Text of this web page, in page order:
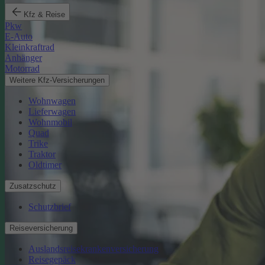
Kfz & Reise
Pkw
E-Auto
Kleinkraftrad
Anhänger
Motorrad
Weitere Kfz-Versicherungen
Wohnwagen
Lieferwagen
Wohnmobil
Quad
Trike
Traktor
Oldtimer
Zusatzschutz
Schutzbrief
Reiseversicherung
Auslandsreisekrankenversicherung
Reisegepäck